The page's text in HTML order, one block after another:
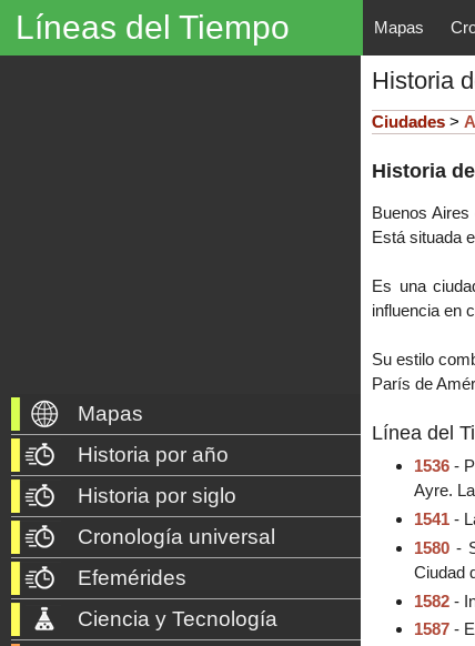
Líneas del Tiempo
Líneas del Tiempo, Mapas
descubrimientos,
año 3000 a. C. hasta nuestros
Mapas
Historia
Ciudades >
Historia
Buenos Aires
Está situada
Es una
influencia en
Su estilo
París de
Línea del
1536-
Ayre.
1541-
1580-
Ciudad
1582-
1587-
Mapas
Historia por año
Historia por siglo
Cronología universal
Efemérides
Ciencia y Tecnología